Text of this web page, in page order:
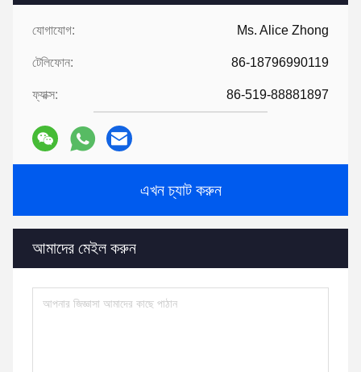
যোগাযোগ: Ms. Alice Zhong
টেলিফোন: 86-18796990119
ফ্যাক্স: 86-519-88881897
এখন চ্যাট করুন
আমাদের মেইল ​​করুন